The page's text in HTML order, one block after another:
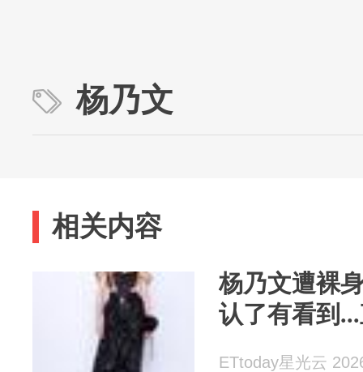
杨乃文
相关内容
杨乃文遭裸
认了有看到
ETtoday星光云